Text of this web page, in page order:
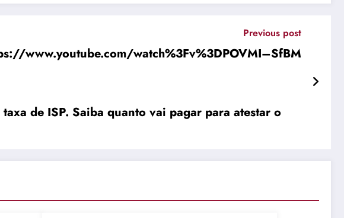
Previous post
www.youtube.com/watch%3Fv%3DPOVMI–SfBM
de ISP. Saiba quanto vai pagar para atestar o